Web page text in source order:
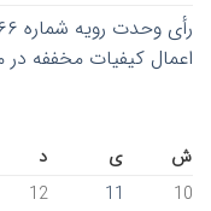
اعمال کیفیات مخففه در
ش ی د
10
11
12